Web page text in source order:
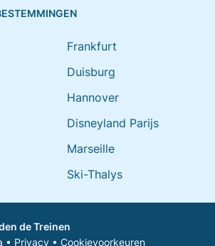
Frankfurt
Duisburg
Hannover
Disneyland Parijs
Marseille
Ski-Thalys
de Treinen
• Privacy • Cookievoorkeuren